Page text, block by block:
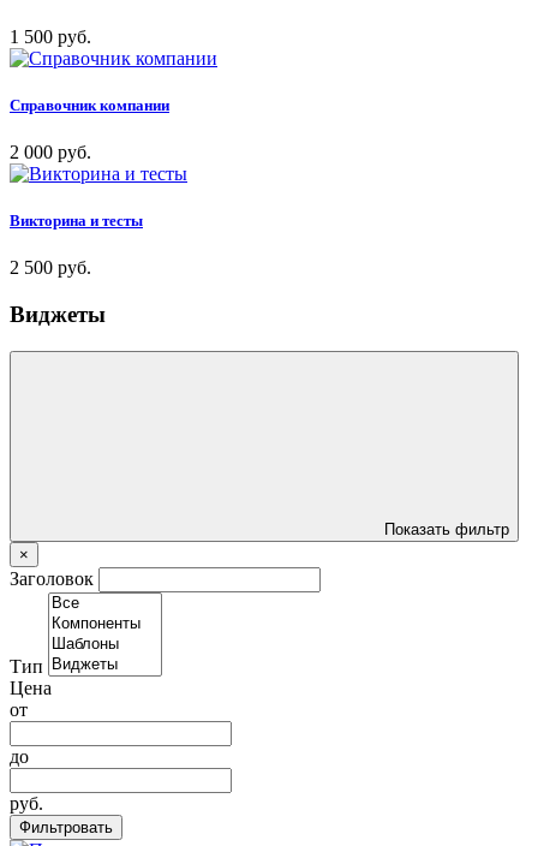
1 500 руб.
Справочник компании
2 000 руб.
Викторина и тесты
2 500 руб.
Виджеты
Показать фильтр
×
Заголовок
Тип
Цена
от
до
руб.
Фильтровать